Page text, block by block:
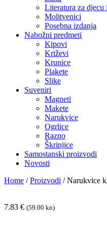
Literatura za djecu
Molitvenici
Posebna izdanja
Nabožni predmeti
Kipovi
Križevi
Krunice
Plakete
Slike
Suveniri
Magneti
Makete
Narukvice
Ogrlice
Razno
Škrinjice
Samostanski proizvodi
Novosti
Home / Proizvodi / Narukvice
7.83 € (59.00 kn)